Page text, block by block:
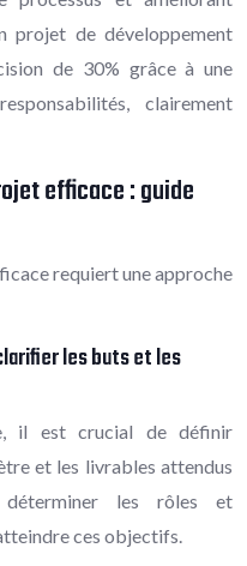
projet de développement
de 30% grâce à une
clairement
efficace : guide
requiert une approche
les buts et les
il est crucial de définir
et les livrables attendus
les rôles et
ces objectifs.